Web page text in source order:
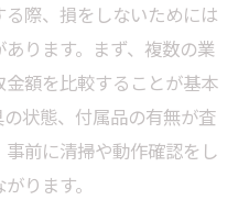
出張買取が便利な理由
に行かず現金化できる
張買取無料査定の魅力
！自宅出張買取の活用
際、損をしないためには
ります。まず、複数の業
額を比較することが基本
状態、付属品の有無が査
前に清掃や動作確認をし
ります。